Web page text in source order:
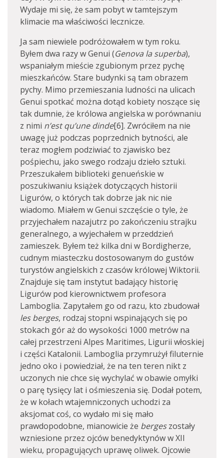
Wydaje mi się, że sam pobyt w tamtejszym
klimacie ma właściwości lecznicze.
Ja sam niewiele podróżowałem w tym roku.
Byłem dwa razy w Genui (Genova la superba),
wspaniałym mieście zgubionym przez pychę
mieszkańców. Stare budynki są tam obrazem
pychy. Mimo przemieszania ludności na ulicach
Genui spotkać można dotąd kobiety noszące się
tak dumnie, że królowa angielska w porównaniu
z nimi n’est qu’une dinde[6]. Zwróciłem na nie
uwagę już podczas poprzednich bytności, ale
teraz mogłem podziwiać to zjawisko bez
pośpiechu, jako swego rodzaju dzieło sztuki.
Przeszukałem biblioteki genueńskie w
poszukiwaniu książek dotyczących historii
Ligurów, o których tak dobrze jak nic nie
wiadomo. Miałem w Genui szczęście o tyle, że
przyjechałem nazajutrz po zakończeniu strajku
generalnego, a wyjechałem w przeddzień
zamieszek. Byłem też kilka dni w Bordigherze,
cudnym miasteczku dostosowanym do gustów
turystów angielskich z czasów królowej Wiktorii.
Znajduje się tam instytut badający historię
Ligurów pod kierownictwem profesora
Lamboglia. Zapytałem go od razu, kto zbudował
les berges, rodzaj stopni wspinających się po
stokach gór aż do wysokości 1000 metrów na
całej przestrzeni Alpes Maritimes, Ligurii włoskiej
i części Katalonii. Lamboglia przymrużył filuternie
jedno oko i powiedział, że na ten teren nikt z
uczonych nie chce się wychylać w obawie omyłki
o parę tysięcy lat i ośmieszenia się. Dodał potem,
że w kołach wtajemniczonych uchodzi za
aksjomat coś, co wydało mi się mało
prawdopodobne, mianowicie że bergeszostały
wzniesione przez ojców benedyktynów w XII
wieku, propagujących uprawę oliwek. Ojcowie